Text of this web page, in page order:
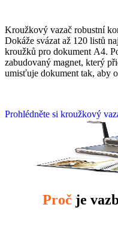
Kroužkový vazač robustní
Dokáže svázat až 120 listů
kroužků pro dokument A4.
zabudovaný magnet, který
umisťuje dokument tak, aby
Prohlédněte si kroužkový
Proč je